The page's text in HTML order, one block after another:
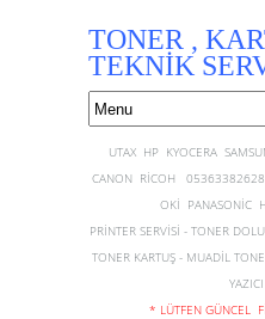
TONER ,
TEKNİK
UTAX HP KYOCERA
CANON RİCOH
OKİ PANASONİC
PRİNTER SERVİSİ - TONER
TONER KARTUŞ - MUADİL
* LÜTFEN GÜNCEL